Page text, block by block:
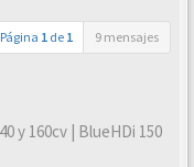
Página 1 de 1 9 mensajes
y 160cv | BlueHDi 150